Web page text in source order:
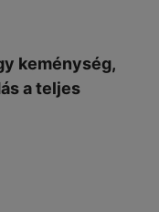
keménység,
a teljes